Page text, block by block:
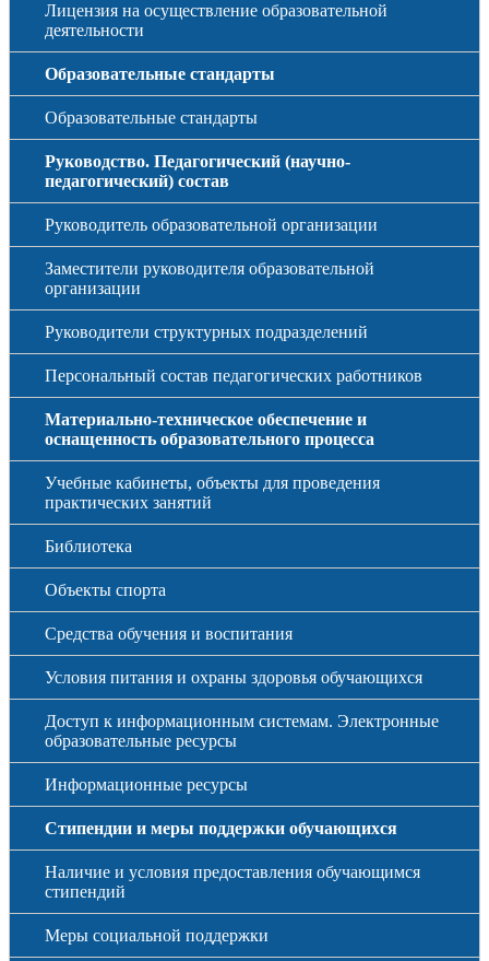
Лицензия на осуществление образовательной
деятельности
Образовательные стандарты
Образовательные стандарты
Руководство. Педагогический (научно-
педагогический) состав
Руководитель образовательной организации
Заместители руководителя образовательной
организации
Руководители структурных подразделений
Персональный состав педагогических работников
Материально-техническое обеспечение и
оснащенность образовательного процесса
Учебные кабинеты, объекты для проведения
практических занятий
Библиотека
Объекты спорта
Средства обучения и воспитания
Условия питания и охраны здоровья обучающихся
Доступ к информационным системам. Электронные
образовательные ресурсы
Информационные ресурсы
Стипендии и меры поддержки обучающихся
Наличие и условия предоставления обучающимся
стипендий
Меры социальной поддержки